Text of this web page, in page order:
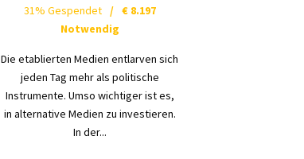
31% Gespendet / € 8.197
Notwendig
Die etablierten Medien entlarven sich
jeden Tag mehr als politische
Instrumente. Umso wichtiger ist es,
in alternative Medien zu investieren.
In der...